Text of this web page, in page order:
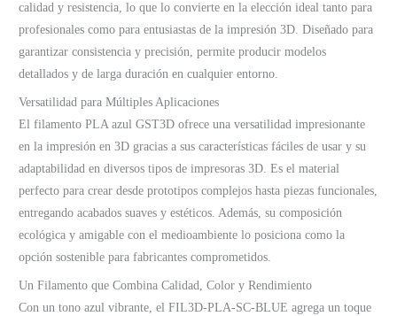
calidad y resistencia, lo que lo convierte en la elección ideal tanto para
profesionales como para entusiastas de la impresión 3D. Diseñado para
garantizar consistencia y precisión, permite producir modelos
detallados y de larga duración en cualquier entorno.
Versatilidad para Múltiples Aplicaciones
El filamento PLA azul GST3D ofrece una versatilidad impresionante
en la impresión en 3D gracias a sus características fáciles de usar y su
adaptabilidad en diversos tipos de impresoras 3D. Es el material
perfecto para crear desde prototipos complejos hasta piezas funcionales,
entregando acabados suaves y estéticos. Además, su composición
ecológica y amigable con el medioambiente lo posiciona como la
opción sostenible para fabricantes comprometidos.
Un Filamento que Combina Calidad, Color y Rendimiento
Con un tono azul vibrante, el FIL3D-PLA-SC-BLUE agrega un toque